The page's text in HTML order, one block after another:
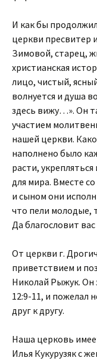
И как бы
церкви пресвитер
Зимовой, старец,
христианская
лицо, чистый,
волнуется и душа
здесь вижу…». Он
участием
нашей церкви.
наполнено было
расти,
для мира. Вместе
и сыном они
что пели молодые,
Да благословит
От церкви г.
приветствием и
Николай Рыжук. Он
12:9-11, и пожелал
друг к другу.
Наша церковь
Илья Кукурузяк с